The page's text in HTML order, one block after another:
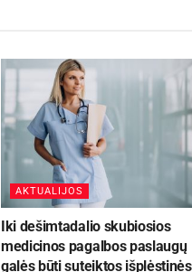
AKTUALIJOS
Iki dešimtadalio skubiosios
medicinos pagalbos paslaugų
galės būti suteiktos išplėstinės